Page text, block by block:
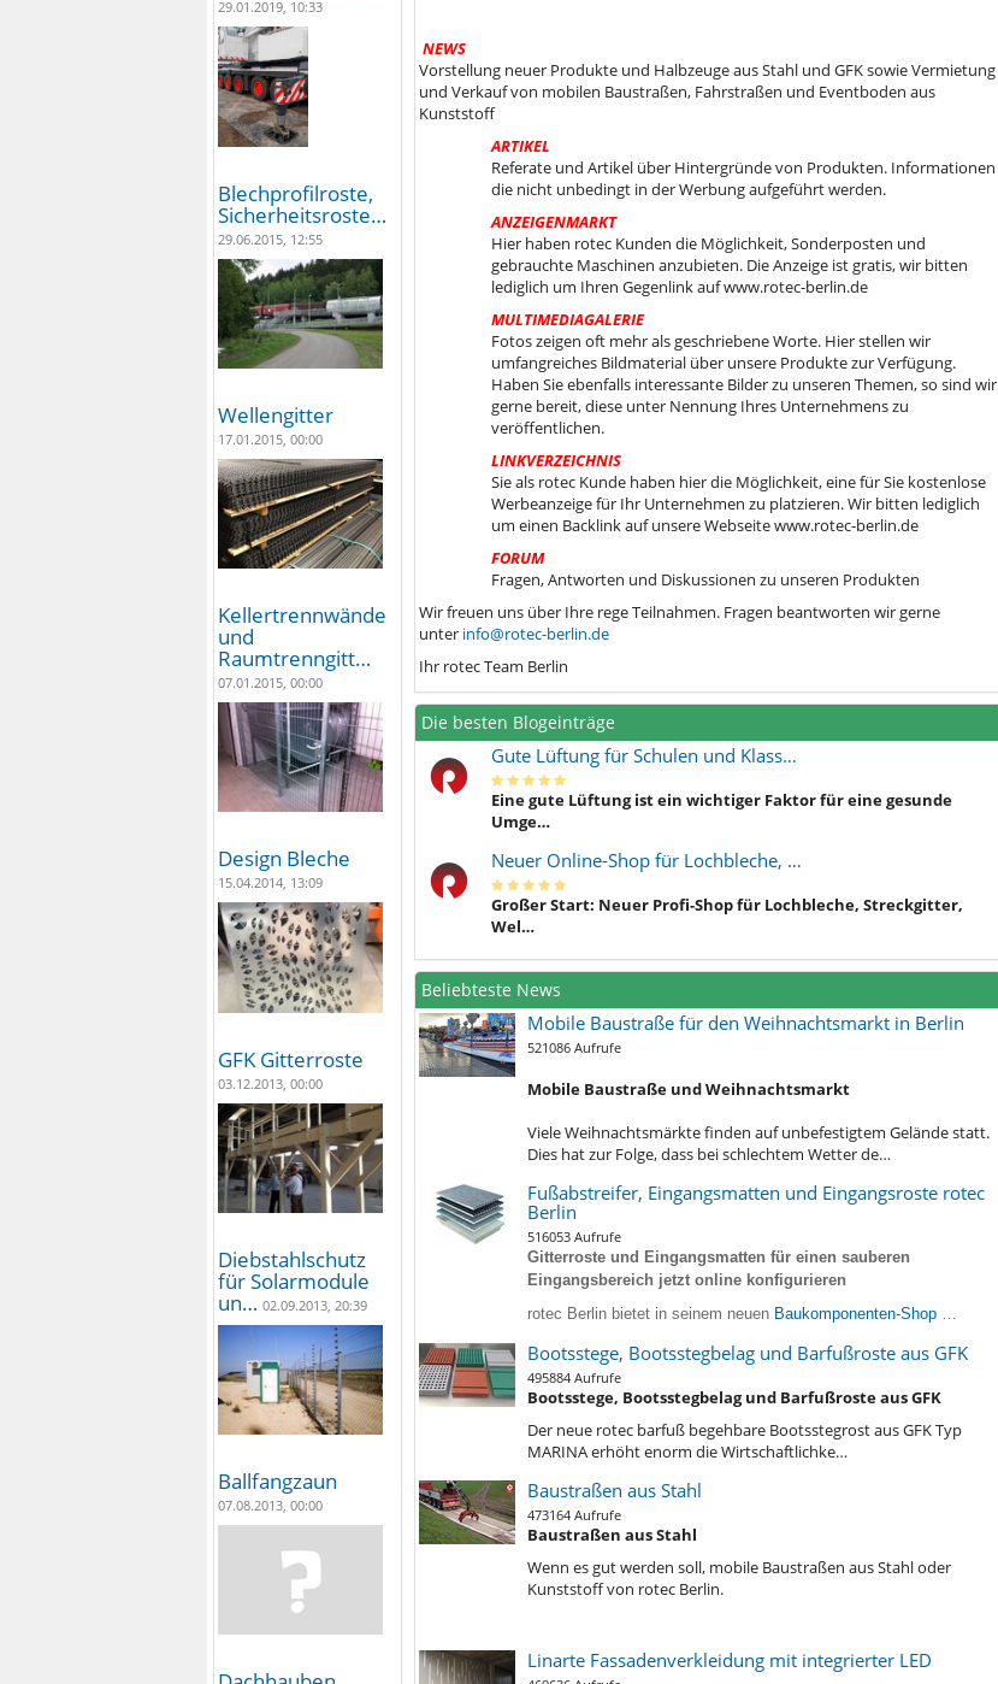
29.01.2019, 10:33
Blechprofilroste,
Sicherheitsroste…
29.06.2015, 12:55
Wellengitter
17.01.2015, 00:00
Kellertrennwände
und
Raumtrenngitt…
07.01.2015, 00:00
Design Bleche
15.04.2014, 13:09
GFK Gitterroste
03.12.2013, 00:00
Diebstahlschutz
für Solarmodule
un… 02.09.2013, 20:39
Ballfangzaun
07.08.2013, 00:00
NEWS
Vorstellung neuer Produkte und Halbzeuge aus Stahl und GFK sowie Vermietung
und Verkauf von mobilen Baustraßen, Fahrstraßen und Eventboden aus
Kunststoff
ARTIKEL
Referate und Artikel über Hintergründe von Produkten. Informationen
die nicht unbedingt in der Werbung aufgeführt werden.
ANZEIGENMARKT
Hier haben rotec Kunden die Möglichkeit, Sonderposten und
gebrauchte Maschinen anzubieten. Die Anzeige ist gratis, wir bitten
lediglich um Ihren Gegenlink auf www.rotec-berlin.de
MULTIMEDIAGALERIE
Fotos zeigen oft mehr als geschriebene Worte. Hier stellen wir
umfangreiches Bildmaterial über unsere Produkte zur Verfügung.
Haben Sie ebenfalls interessante Bilder zu unseren Themen, so sind wir
gerne bereit, diese unter Nennung Ihres Unternehmens zu
veröffentlichen.
LINKVERZEICHNIS
Sie als rotec Kunde haben hier die Möglichkeit, eine für Sie kostenlose
Werbeanzeige für Ihr Unternehmen zu platzieren. Wir bitten lediglich
um einen Backlink auf unsere Webseite www.rotec-berlin.de
FORUM
Fragen, Antworten und Diskussionen zu unseren Produkten
Wir freuen uns über Ihre rege Teilnahmen. Fragen beantworten wir gerne
unter info@rotec-berlin.de
Ihr rotec Team Berlin
Die besten Blogeinträge
Gute Lüftung für Schulen und Klass…
Eine gute Lüftung ist ein wichtiger Faktor für eine gesunde
Umge…
Neuer Online-Shop für Lochbleche, …
Großer Start: Neuer Profi-Shop für Lochbleche, Streckgitter,
Wel…
Beliebteste News
Mobile Baustraße für den Weihnachtsmarkt in Berlin
521086 Aufrufe
Mobile Baustraße und Weihnachtsmarkt
Viele Weihnachtsmärkte finden auf unbefestigtem Gelände statt.
Dies hat zur Folge, dass bei schlechtem Wetter de…
Fußabstreifer, Eingangsmatten und Eingangsroste rotec
Berlin
516053 Aufrufe
Gitterroste und Eingangsmatten für einen sauberen
Eingangsbereich jetzt online konfigurieren
rotec Berlin bietet in seinem neuen Baukomponenten-Shop…
Bootsstege, Bootsstegbelag und Barfußroste aus GFK
495884 Aufrufe
Bootsstege, Bootsstegbelag und Barfußroste aus GFK
Der neue rotec barfuß begehbare Bootsstegrost aus GFK Typ
MARINA erhöht enorm die Wirtschaftlichke…
Baustraßen aus Stahl
473164 Aufrufe
Baustraßen aus Stahl
Wenn es gut werden soll, mobile Baustraßen aus Stahl oder
Kunststoff von rotec Berlin.
Linarte Fassadenverkleidung mit integrierter LED